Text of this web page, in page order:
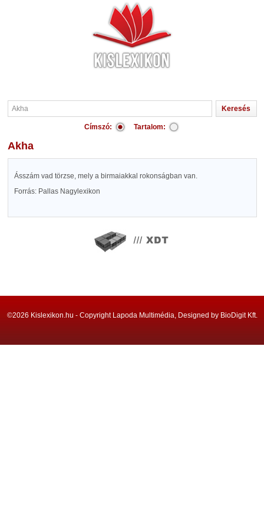
Címszó: Tartalom:
Akha
Ásszám vad törzse, mely a birmaiakkal rokonságban van.
Forrás: Pallas Nagylexikon
©2026 Kislexikon.hu - Copyright Lapoda Multimédia, Designed by BioDigit Kft.